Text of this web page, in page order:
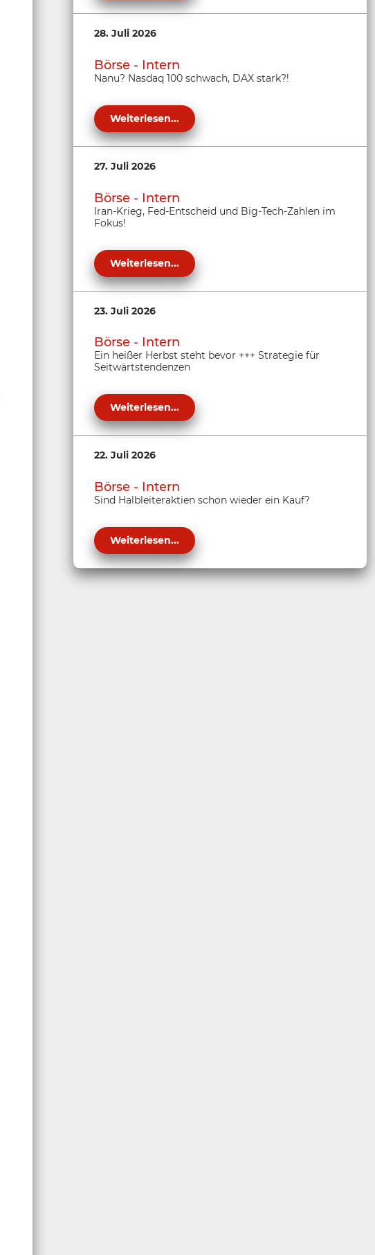
28. Juli 2026
Börse - Intern
Nanu? Nasdaq 100 schwach, DAX stark?!
Weiterlesen...
27. Juli 2026
Börse - Intern
Iran-Krieg, Fed-Entscheid und Big-Tech-Zahlen im
Fokus!
Weiterlesen...
23. Juli 2026
Börse - Intern
Ein heißer Herbst steht bevor +++ Strategie für
Seitwärtstendenzen
Weiterlesen...
22. Juli 2026
Börse - Intern
Sind Halbleiteraktien schon wieder ein Kauf?
Weiterlesen...